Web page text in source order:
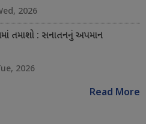
2026
તમાશો : સનાતનનું અપમાન
2026
Read More